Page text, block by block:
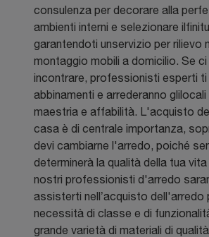
consulenza per decorare alla
ambienti interni e selezionare
garantendoti unservizio per rilievo
montaggio mobili a domicilio. Se ci
incontrare, professionisti esperti
abbinamenti e arrederanno
maestria e affabilità. L'acquisto
casa è di centrale importanza,
devi cambiarne l'arredo, poiché
determinerà la qualità della tua
nostri professionisti d'arredo
assisterti nell’acquisto dell'arredo
necessità di classe e di
grande varietà di materiali di